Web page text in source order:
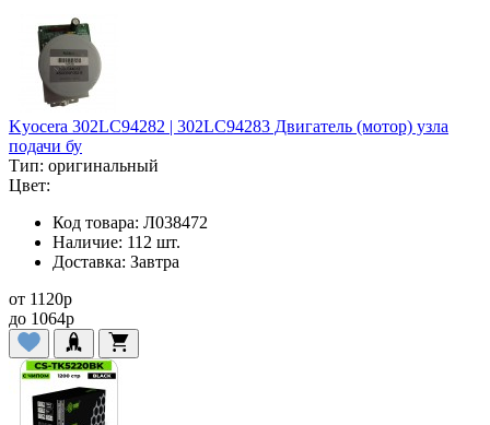
Kyocera 302LC94282 | 302LC94283 Двигатель (мотор) узла
подачи бу
Тип: оригинальный
Цвет:
Код товара: Л038472
Наличие: 112 шт.
Доставка: Завтра
от 1120p
до 1064p